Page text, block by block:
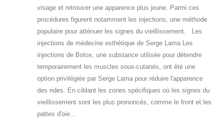
visage et retrouver une apparence plus jeune. Parmi ces
procédures figurent notamment les injections, une méthode
populaire pour atténuer les signes du vieillissement. Les
injections de médecine esthétique de Serge Lama Les
injections de Botox, une substance utilisée pour détendre
temporairement les muscles sous-cutanés, ont été une
option privilégiée par Serge Lama pour réduire l'apparence
des rides. En ciblant les zones spécifiques où les signes du
vieillissement sont les plus prononcés, comme le front et les
pattes d'oie...